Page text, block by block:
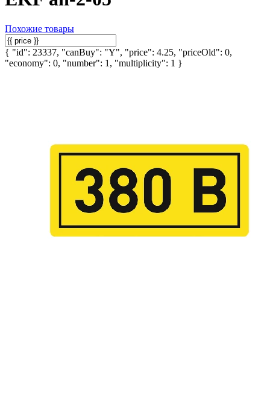
Похожие товары
{ "id": 23337, "canBuy": "Y", "price": 4.25, "priceOld": 0,
"economy": 0, "number": 1, "multiplicity": 1 }